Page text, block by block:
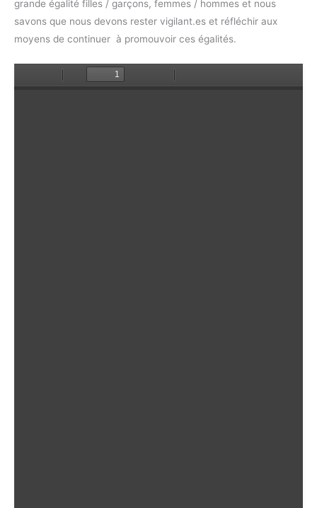
grande égalité filles / garçons, femmes / hommes et nous
savons que nous devons rester vigilant.es et réfléchir aux
moyens de continuer à promouvoir ces égalités.